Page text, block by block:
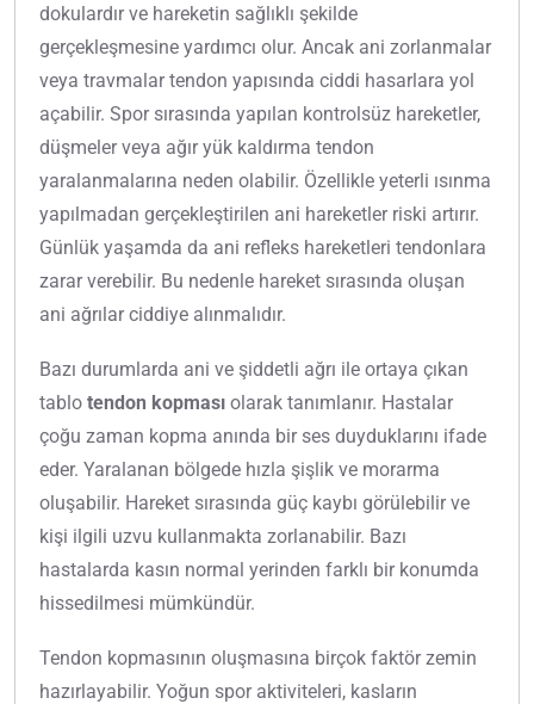
dokulardır ve hareketin sağlıklı şekilde
gerçekleşmesine yardımcı olur. Ancak ani zorlanmalar
veya travmalar tendon yapısında ciddi hasarlara yol
açabilir. Spor sırasında yapılan kontrolsüz hareketler,
düşmeler veya ağır yük kaldırma tendon
yaralanmalarına neden olabilir. Özellikle yeterli ısınma
yapılmadan gerçekleştirilen ani hareketler riski artırır.
Günlük yaşamda da ani refleks hareketleri tendonlara
zarar verebilir. Bu nedenle hareket sırasında oluşan
ani ağrılar ciddiye alınmalıdır.
Bazı durumlarda ani ve şiddetli ağrı ile ortaya çıkan
tablo tendon kopması olarak tanımlanır. Hastalar
çoğu zaman kopma anında bir ses duyduklarını ifade
eder. Yaralanan bölgede hızla şişlik ve morarma
oluşabilir. Hareket sırasında güç kaybı görülebilir ve
kişi ilgili uzvu kullanmakta zorlanabilir. Bazı
hastalarda kasın normal yerinden farklı bir konumda
hissedilmesi mümkündür.
Tendon kopmasının oluşmasına birçok faktör zemin
hazırlayabilir. Yoğun spor aktiviteleri, kasların